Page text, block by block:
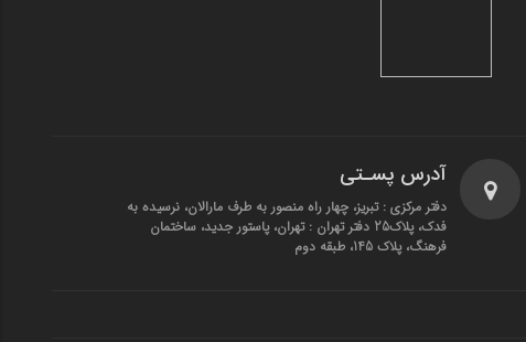
آدرس پسـتی
دفتر مرکزی : تبریز، چهار راه منصور به طرف مارالان، نرسیده به
فدک، پلاک25 دفتر تهران : تهران، پاستور جدید، ساختمان
فرهنگ، پلاک 145، طبقه دوم